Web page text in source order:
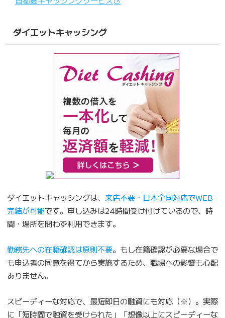
ダイエットキャッシング
ダイエットキャッシングは、 来店不要・日本全国対応でWEB
完結が可能です。申し込みは24時間受け付けているので、時
間・場所を問わず利用できます。
勤務先への在籍確認は原則不要。もし在籍確認が必要な場合で
も申込者の同意を得てから実施するため、職場への影響も心配
ありません。
スピーディーな対応で、最短即日の融資にも対応（※）。実際
に「短時間で融資を受けられた」「想像以上にスピーディーな